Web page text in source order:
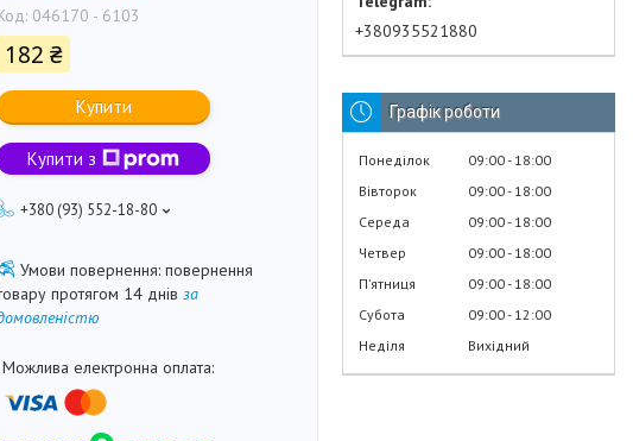
046170 - 6103
182 ₴
Купити
Купити з
+380 (93) 552-18-80
повернення
протягом 14 днів за
+380935521880
Графік роботи
Понеділок 09:00 18:00
Вівторок
09:00 18:00
Середа
09:00 18:00
Четвер
09:00 18:00
Пʼятниця
09:00 18:00
Субота
09:00 12:00
Неділя
Вихідний